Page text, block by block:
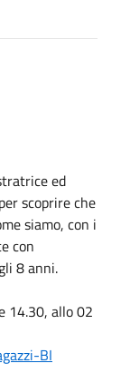
ed
scoprire che
siamo, con i
con
8 anni.
14.30, allo 02
BI